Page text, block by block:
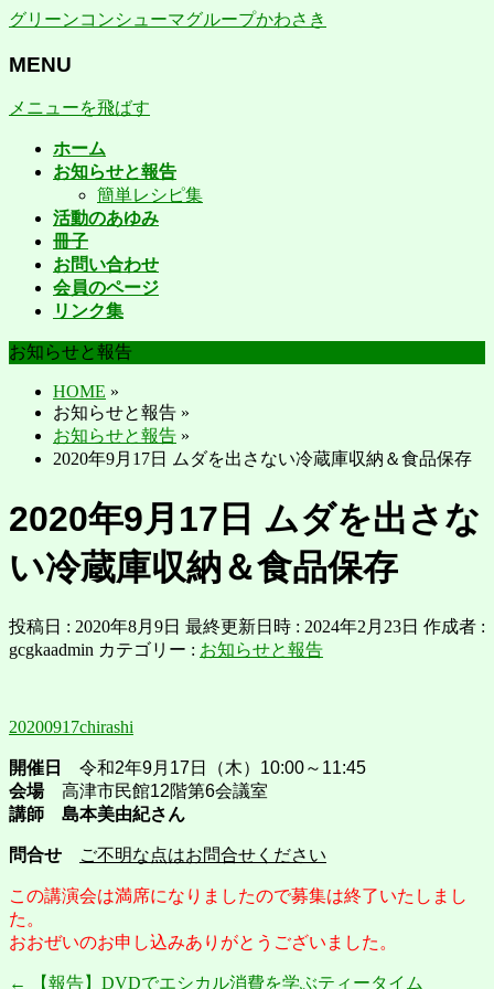
グリーンコンシューマグループかわさき
MENU
メニューを飛ばす
ホーム
お知らせと報告
簡単レシピ集
活動のあゆみ
冊子
お問い合わせ
会員のページ
リンク集
お知らせと報告
HOME »
お知らせと報告 »
お知らせと報告 »
2020年9月17日 ムダを出さない冷蔵庫収納＆食品保存
2020年9月17日 ムダを出さな
い冷蔵庫収納＆食品保存
投稿日 : 2020年8月9日 最終更新日時 : 2024年2月23日 作成者 :
gcgkaadmin カテゴリー : お知らせと報告
20200917chirashi
開催日
令和2年9月17日（木）10:00～11:45
会場高津市民館12階第6会議室
講師
島本美由紀さん
問合せ ご不明な点はお問合せください
この講演会は満席になりましたので募集は終了いたしまし
た。
おおぜいのお申し込みありがとうございました。
← 【報告】DVDでエシカル消費を学ぶティータイム